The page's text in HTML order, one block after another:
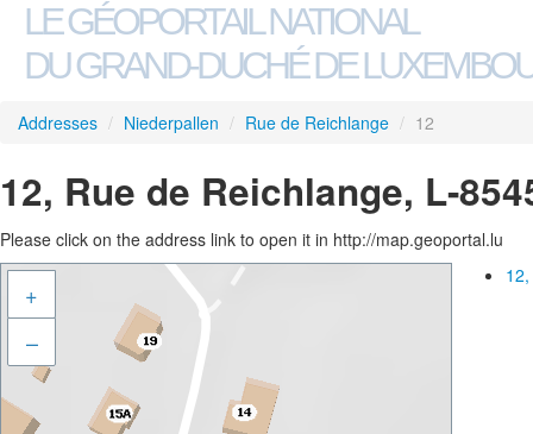
LE GÉOPORTAIL NATIONAL
DU GRAND-DUCHÉ DE
Addresses / Niederpallen / Rue de Reichlange / 12
12, Rue de Reichlange, L-
Please click on the address link to open it in http://map.geoportal.lu
+
–